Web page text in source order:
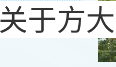
关于方大